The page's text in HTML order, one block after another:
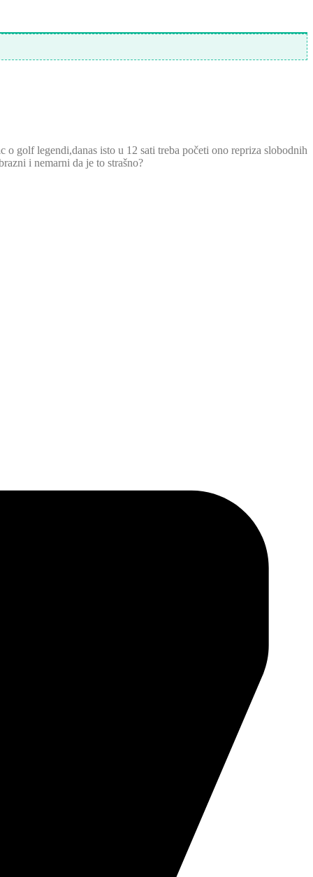
golf legendi,danas isto u 12 sati treba početi ono repriza slobodnih
i nemarni da je to strašno?